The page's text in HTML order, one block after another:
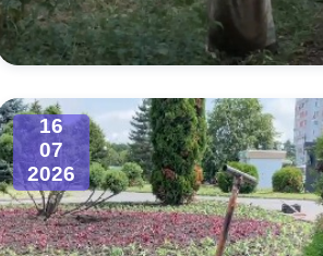
Муниципальный контроль
16
07
2026